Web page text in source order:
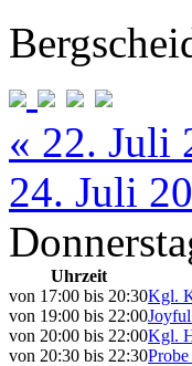
« 22. Juli
24. Juli
Uhrzeit
von 17:00 bis 20:30Kgl.
von 19:00 bis 22:00
von 20:00 bis 22:00Kgl.
von 20:30 bis 22:30